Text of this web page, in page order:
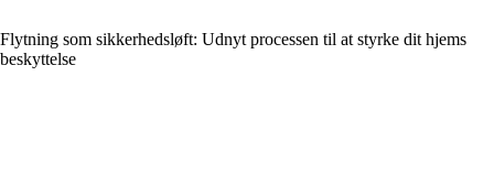
Flytning som sikkerhedsløft: Udnyt processen til at styrke dit hjems
beskyttelse